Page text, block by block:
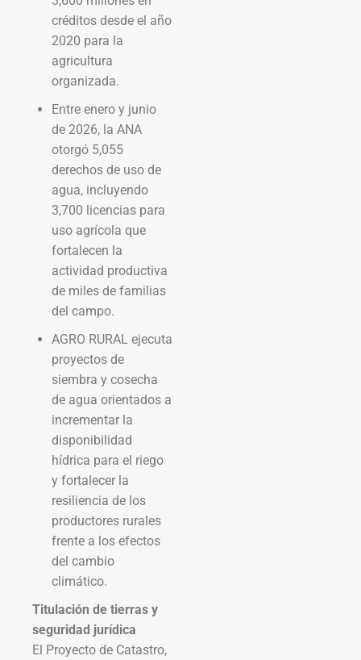
créditos desde el año
2020 para la
agricultura
organizada.
Entre enero y junio
de 2026, la ANA
otorgó 5,055
derechos de uso de
agua, incluyendo
3,700 licencias para
uso agrícola que
fortalecen la
actividad productiva
de miles de familias
del campo.
AGRO RURAL ejecuta
proyectos de
siembra y cosecha
de agua orientados a
incrementar la
disponibilidad
hídrica para el riego
y fortalecer la
resiliencia de los
productores rurales
frente a los efectos
del cambio
climático.
Titulación de tierras y
seguridad jurídica
El Proyecto de Catastro,